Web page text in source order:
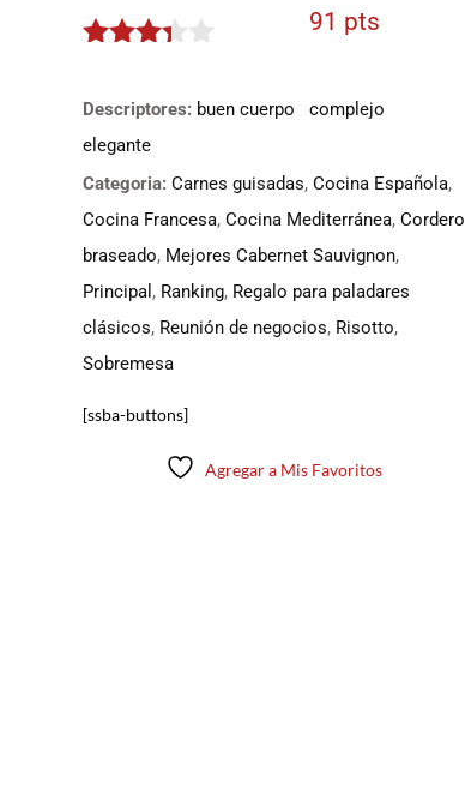
91 pts
Descriptores: buen cuerpo
complejo
elegante
Categoria: Carnes guisadas, Cocina Española,
Cocina Francesa, Cocina Mediterránea, Cordero
braseado, Mejores Cabernet Sauvignon,
Principal , Ranking, Regalo para paladares
clásicos, Reunión de negocios, Risotto,
Sobremesa
[ssba-buttons]
Agregar a Mis Favoritos